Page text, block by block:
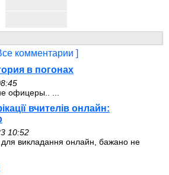
комментарии ]
в погонах
офицеры.. ...
вчителів онлайн:
10:52
викладання онлайн, бажано не